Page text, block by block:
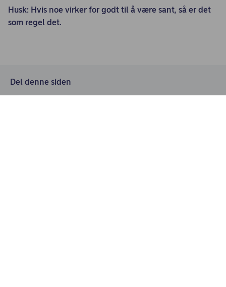
Husk: Hvis noe virker for godt til å være sant, så er det
som regel det.
Del denne siden